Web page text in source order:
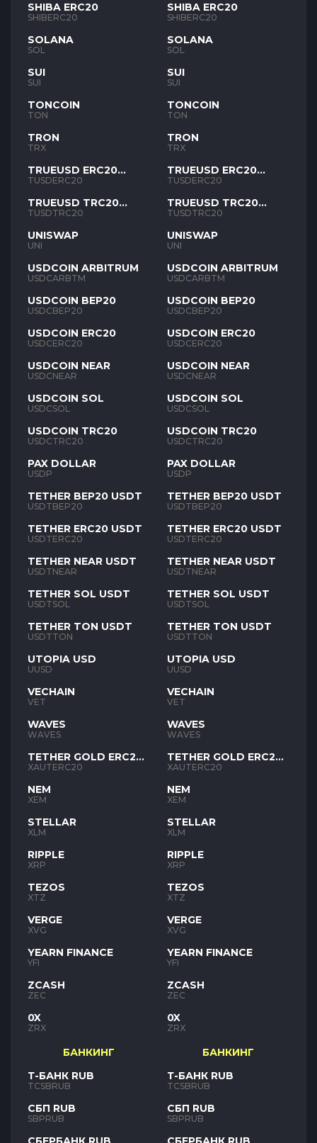
SHIBA ERC20
SHIBERC20
SOLANA
SOL
SUI
SUI
TONCOIN
TON
TRON
TRX
TRUEUSD ERC20
TUSD
TUSDERC20
TRUEUSD TRC20
TUSD
TUSDTRC20
UNISWAP
UNI
USDCOIN ARBITRUM
USDCARBTM
USDCOIN BEP20
USDCBEP20
USDCOIN ERC20
USDCERC20
USDCOIN NEAR
USDCNEAR
USDCOIN SOL
USDCSOL
USDCOIN TRC20
USDCTRC20
PAX DOLLAR
USDP
TETHER BEP20 USDT
USDTBEP20
TETHER ERC20 USDT
USDTERC20
TETHER NEAR USDT
USDTNEAR
TETHER SOL USDT
USDTSOL
TETHER TON USDT
USDTTON
UTOPIA USD
UUSD
VECHAIN
VET
WAVES
WAVES
TETHER GOLD ERC20
XAUT
XAUTERC20
NEM
XEM
STELLAR
XLM
RIPPLE
XRP
TEZOS
XTZ
VERGE
XVG
YEARN FINANCE
YFI
ZCASH
ZEC
0X
ZRX
БАНКИНГ
Т-БАНК RUB
TCSBRUB
СБП RUB
SBPRUB
SHIBA ERC20
SHIBERC20
SOLANA
SOL
SUI
SUI
TONCOIN
TON
TRON
TRX
TRUEUSD ERC20
TUSD
TUSDERC20
TRUEUSD TRC20
TUSD
TUSDTRC20
UNISWAP
UNI
USDCOIN ARBITRUM
USDCARBTM
USDCOIN BEP20
USDCBEP20
USDCOIN ERC20
USDCERC20
USDCOIN NEAR
USDCNEAR
USDCOIN SOL
USDCSOL
USDCOIN TRC20
USDCTRC20
PAX DOLLAR
USDP
TETHER BEP20 USDT
USDTBEP20
TETHER ERC20 USDT
USDTERC20
TETHER NEAR USDT
USDTNEAR
TETHER SOL USDT
USDTSOL
TETHER TON USDT
USDTTON
UTOPIA USD
UUSD
VECHAIN
VET
WAVES
WAVES
TETHER GOLD ERC20
XAUT
XAUTERC20
NEM
XEM
STELLAR
XLM
RIPPLE
XRP
TEZOS
XTZ
VERGE
XVG
YEARN FINANCE
YFI
ZCASH
ZEC
0X
ZRX
БАНКИНГ
Т-БАНК RUB
TCSBRUB
СБП RUB
SBPRUB